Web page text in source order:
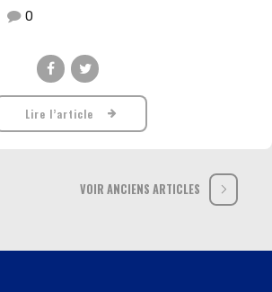
0
Lire l’article
VOIR ANCIENS ARTICLES